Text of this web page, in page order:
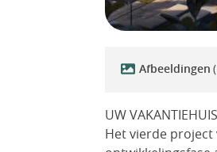
Afbeeldingen
UW
Het vierde project